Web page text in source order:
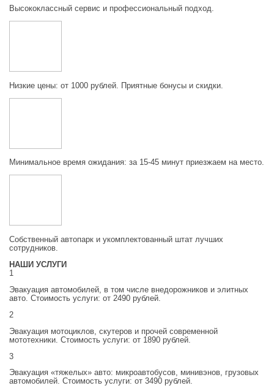
Высококлассный сервис и профессиональный подход.
Низкие цены: от 1000 рублей. Приятные бонусы и скидки.
Минимальное время ожидания: за 15-45 минут приезжаем на место.
Собственный автопарк и укомплектованный штат лучших
сотрудников.
НАШИ УСЛУГИ
1
Эвакуация автомобилей, в том числе внедорожников и элитных
авто. Стоимость услуги: от 2490 рублей.
2
Эвакуация мотоциклов, скутеров и прочей современной
мототехники. Стоимость услуги: от 1890 рублей.
3
Эвакуация «тяжелых» авто: микроавтобусов, минивэнов, грузовых
автомобилей. Стоимость услуги: от 3490 рублей.